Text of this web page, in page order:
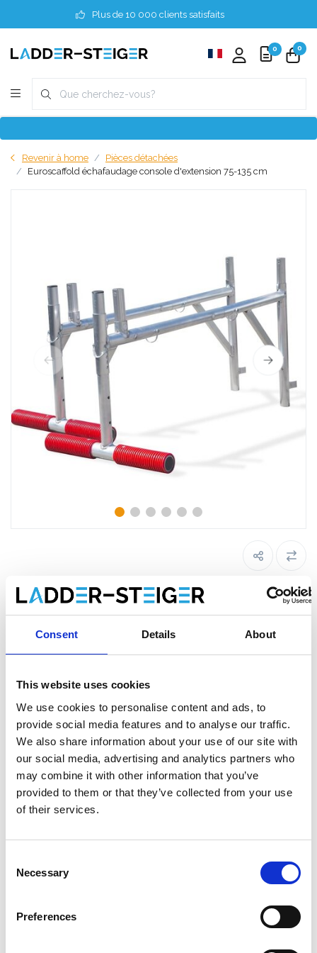
Consent Details About
This website uses cookies
We use cookies to personalise content and ads, to
provide social media features and to analyse our traffic.
We also share information about your use of our site with
our social media, advertising and analytics partners who
may combine it with other information that you’ve
provided to them or that they’ve collected from your use
of their services.
Selection
Necessary
Preferences
Plus de 10 000 clients satisfaits
0 0
Revenir à home
Pièces détachées
Euroscaffold échafaudage console d'extension 75-135 cm
Euroscaffold échafaudage console
d'extension 75-135 cm
€399,00 €460,69
€482,79 €557,43 TTC
Livraison gratuite en 1-3 jours ouvrables, ou ramasser à
Ajouter au panier